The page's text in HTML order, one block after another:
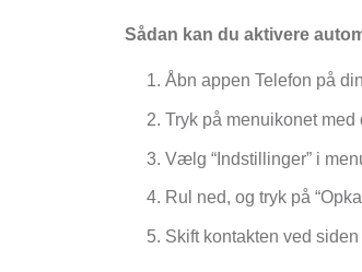
Sådan kan du aktivere
Åbn appen Telefon på
Tryk på menuikonet
Vælg “Indstillinger” i
Rul ned, og tryk på
Skift kontakten ved